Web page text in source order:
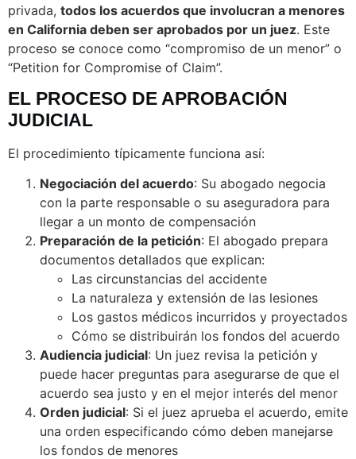
privada, todos los acuerdos que involucran a menores
en California deben ser aprobados por un juez. Este
proceso se conoce como “compromiso de un menor” o
“Petition for Compromise of Claim”.
EL PROCESO DE APROBACIÓN
JUDICIAL
El procedimiento típicamente funciona así:
Negociación del acuerdo: Su abogado negocia
con la parte responsable o su aseguradora para
llegar a un monto de compensación
Preparación de la petición: El abogado prepara
documentos detallados que explican:
Las circunstancias del accidente
La naturaleza y extensión de las lesiones
Los gastos médicos incurridos y proyectados
Cómo se distribuirán los fondos del acuerdo
Audiencia judicial: Un juez revisa la petición y
puede hacer preguntas para asegurarse de que el
acuerdo sea justo y en el mejor interés del menor
Orden judicial: Si el juez aprueba el acuerdo, emite
una orden especificando cómo deben manejarse
los fondos de menores